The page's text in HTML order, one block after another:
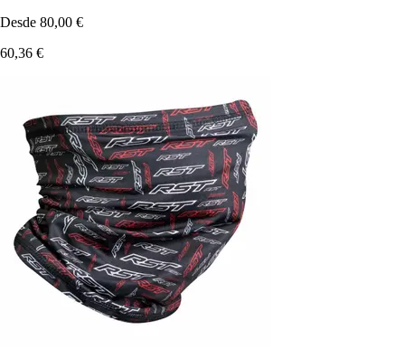
Desde 80,00 €
60,36 €